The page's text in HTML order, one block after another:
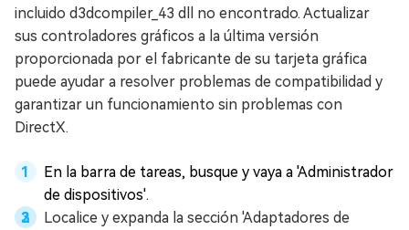
incluido d3dcompiler_43 dll no encontrado. Actualizar
sus controladores gráficos a la última versión
proporcionada por el fabricante de su tarjeta gráfica
puede ayudar a resolver problemas de compatibilidad y
garantizar un funcionamiento sin problemas con
DirectX.
En la barra de tareas, busque y vaya a 'Administrador
de dispositivos'.
Localice y expanda la sección 'Adaptadores de